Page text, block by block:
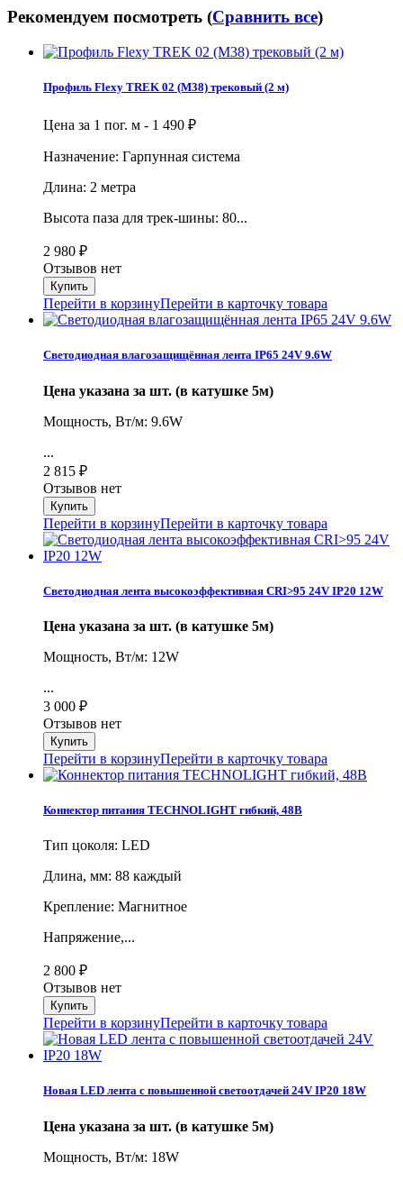
Рекомендуем посмотреть (Сравнить все)
Профиль Flexy TREK 02 (М38) трековый (2 м)
Цена за 1 пог. м - 1 490 ₽
Назначение: Гарпунная система
Длина: 2 метра
Высота паза для трек-шины: 80...
2 980 ₽
Отзывов нет
Перейти в корзинуПерейти в карточку товара
Светодиодная влагозащищённая лента IP65 24V 9.6W
Цена указана за шт. (в катушке 5м)
Мощность, Вт/м: 9.6W
...
2 815 ₽
Отзывов нет
Перейти в корзинуПерейти в карточку товара
Светодиодная лента высокоэффективная CRI>95 24V IP20 12W
Цена указана за шт. (в катушке 5м)
Мощность, Вт/м: 12W
...
3 000 ₽
Отзывов нет
Перейти в корзинуПерейти в карточку товара
Коннектор питания TECHNOLIGHT гибкий, 48В
Тип цоколя: LED
Длина, мм: 88 каждый
Крепление: Магнитное
Напряжение,...
2 800 ₽
Отзывов нет
Перейти в корзинуПерейти в карточку товара
Новая LED лента с повышенной светоотдачей 24V IP20 18W
Цена указана за шт. (в катушке 5м)
Мощность, Вт/м: 18W